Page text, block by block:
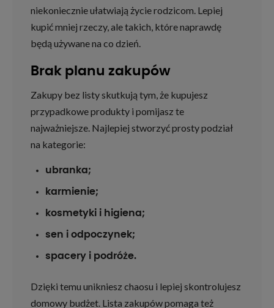
niekoniecznie ułatwiają życie rodzicom. Lepiej
kupić mniej rzeczy, ale takich, które naprawdę
będą używane na co dzień.
Brak planu zakupów
Zakupy bez listy skutkują tym, że kupujesz
przypadkowe produkty i pomijasz te
najważniejsze. Najlepiej stworzyć prosty podział
na kategorie:
ubranka;
karmienie;
kosmetyki i higiena;
sen i odpoczynek;
spacery i podróże.
Dzięki temu unikniesz chaosu i lepiej skontrolujesz
domowy budżet. Lista zakupów pomaga też